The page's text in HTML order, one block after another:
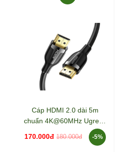
Cáp HDMI 2.0 dài 5m
chuẩn 4K@60MHz Ugreen
170.000đ 180.000đ -5%